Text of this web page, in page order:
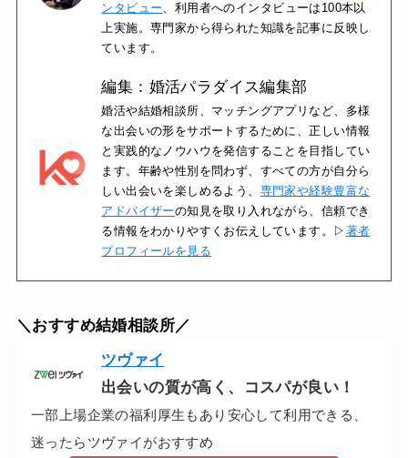
ンタビュー、利用者へのインタビューは100本以
上実施。専門家から得られた知識を記事に反映し
ています。
編集：婚活パラダイス編集部
婚活や結婚相談所、マッチングアプリなど、多様
な出会いの形をサポートするために、正しい情報
と実践的なノウハウを発信することを目指してい
ます。年齢や性別を問わず、すべての方が自分ら
しい出会いを楽しめるよう、 専門家や経験豊富な
アドバイザーの知見を取り入れながら、信頼でき
る情報をわかりやすくお伝えしています。▷ 著者
プロフィールを見る
＼おすすめ結婚相談所／
ツヴァイ
出会いの質が高く、コスパが良い！
一部上場企業の福利厚生もあり安心して利用できる、
迷ったらツヴァイがおすすめ